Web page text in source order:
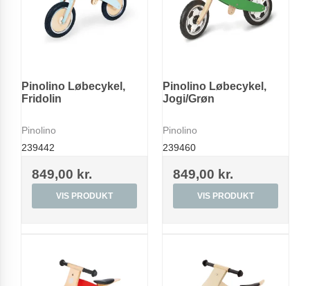
Pinolino Løbecykel,
Fridolin
Pinolino
239442
849,00 kr.
VIS PRODUKT
Pinolino Løbecykel,
Jogi/Grøn
Pinolino
239460
849,00 kr.
VIS PRODUKT